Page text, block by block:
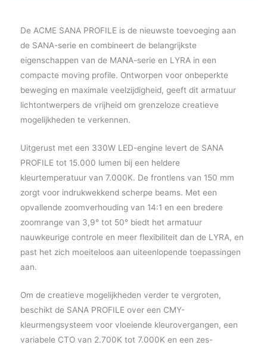
De ACME SANA PROFILE is de nieuwste toevoeging aan
de SANA-serie en combineert de belangrijkste
eigenschappen van de MANA-serie en LYRA in een
compacte moving profile. Ontworpen voor onbeperkte
beweging en maximale veelzijdigheid, geeft dit armatuur
lichtontwerpers de vrijheid om grenzeloze creatieve
mogelijkheden te verkennen.
Uitgerust met een 330W LED-engine levert de SANA
PROFILE tot 15.000 lumen bij een heldere
kleurtemperatuur van 7.000K. De frontlens van 150 mm
zorgt voor indrukwekkend scherpe beams. Met een
opvallende zoomverhouding van 14:1 en een bredere
zoomrange van 3,9° tot 50° biedt het armatuur
nauwkeurige controle en meer flexibiliteit dan de LYRA, en
past het zich moeiteloos aan uiteenlopende toepassingen
aan.
Om de creatieve mogelijkheden verder te vergroten,
beschikt de SANA PROFILE over een CMY-
kleurmengsysteem voor vloeiende kleurovergangen, een
variabele CTO van 2.700K tot 7.000K en een zes-